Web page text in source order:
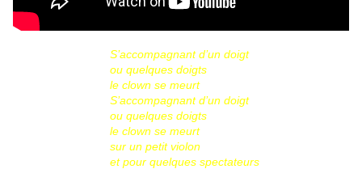
S’accompagnant d’un doigt
ou quelques doigts
le clown se meurt
S’accompagnant d’un doigt
ou quelques doigts
le clown se meurt
sur un petit violon
et pour quelques spectateurs